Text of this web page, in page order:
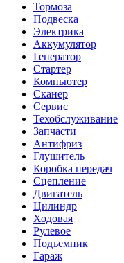
Тормоза
Подвеска
Электрика
Аккумулятор
Генератор
Стартер
Компьютер
Сканер
Сервис
Техобслуживание
Запчасти
Антифриз
Глушитель
Коробка передач
Сцепление
Двигатель
Цилиндр
Ходовая
Рулевое
Подъемник
Гараж